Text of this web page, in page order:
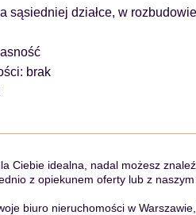
sąsiedniej działce, w rozbudowie
brak
Ciebie idealna, nadal możesz
z opiekunem oferty lub z naszym
biuro nieruchomości w